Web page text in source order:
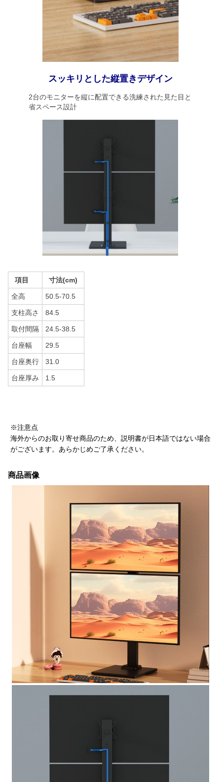
スッキリとした縦置きデザイン
2台のモニターを縦に配置できる洗練された見た目と
省スペース設計
項目 寸法(cm)
全高 50.5-70.5
支柱高さ 84.5
取付間隔 24.5-38.5
台座幅 29.5
台座奥行 31.0
台座厚み 1.5
※注意点
海外からのお取り寄せ商品のため、説明書が日本語ではない場合
がございます。あらかじめご了承ください。
商品画像